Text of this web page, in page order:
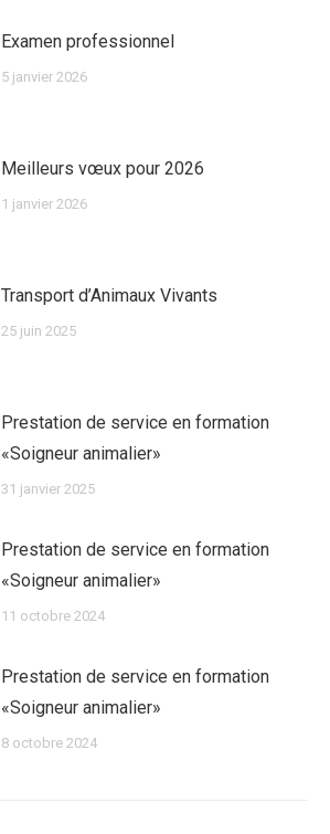
Examen professionnel
5 janvier 2026
Meilleurs vœux pour 2026
1 janvier 2026
Transport d’Animaux Vivants
25 juin 2025
Prestation de service en formation
«Soigneur animalier»
31 janvier 2025
Prestation de service en formation
«Soigneur animalier»
11 octobre 2024
Prestation de service en formation
«Soigneur animalier»
8 octobre 2024